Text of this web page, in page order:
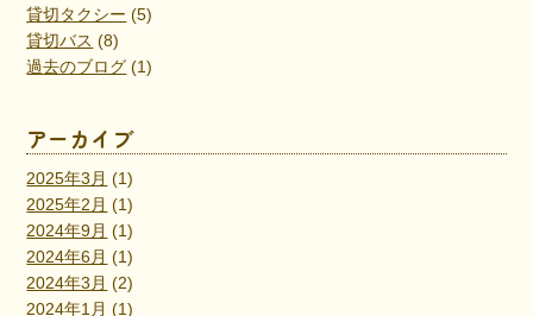
貸切タクシー (5)
貸切バス (8)
過去のブログ (1)
アーカイブ
2025年3月 (1)
2025年2月 (1)
2024年9月 (1)
2024年6月 (1)
2024年3月 (2)
2024年1月 (1)